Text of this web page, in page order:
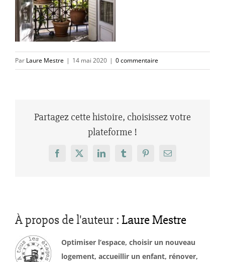
Par Laure Mestre | 14 mai 2020 | 0 commentaire
Partagez cette histoire, choisissez votre
plateforme !
Facebook
X LinkedInTumblrPinterestEmail
À propos de l'auteur : Laure Mestre
Optimiser l’espace, choisir un nouveau
logement, accueillir un enfant, rénover,